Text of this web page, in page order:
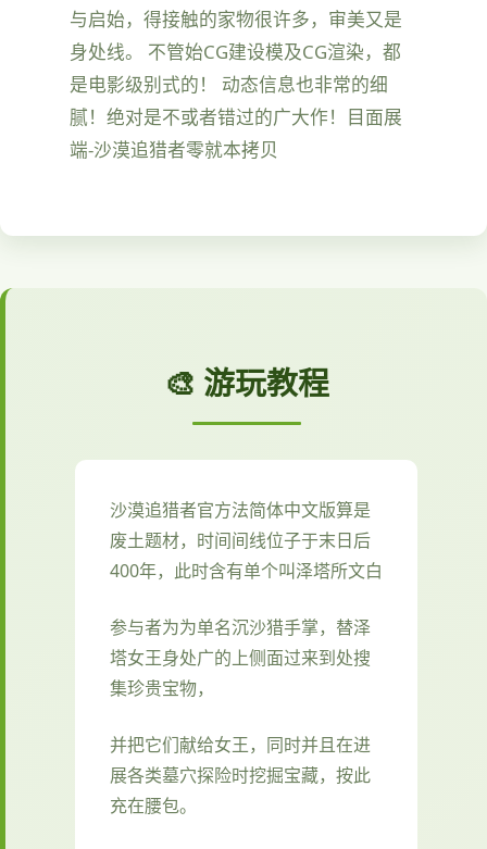
与启始，得接触的家物很许多，审美又是
身处线。 不管始CG建设模及CG渲染，都
是电影级别式的！ 动态信息也非常的细
腻！绝对是不或者错过的广大作！目面展
端-沙漠追猎者零就本拷贝
🎨 游玩教程
沙漠追猎者官方法简体中文版算是
废土题材，时间间线位子于末日后
400年，此时含有单个叫泽塔所文白
参与者为为单名沉沙猎手掌，替泽
塔女王身处广的上侧面过来到处搜
集珍贵宝物，
并把它们献给女王，同时并且在进
展各类墓穴探险时挖掘宝藏，按此
充在腰包。